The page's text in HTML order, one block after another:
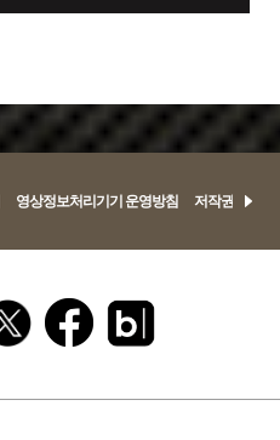
영상정보처리기기 운영방침 저작권정책